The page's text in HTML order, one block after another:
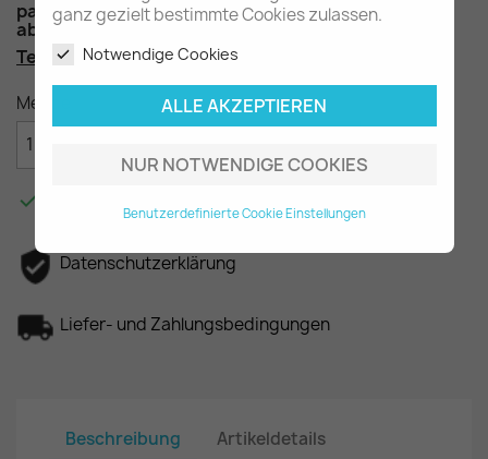
ganz gezielt bestimmte Cookies zulassen.
Notwendige Cookies
ALLE AKZEPTIEREN
NUR NOTWENDIGE COOKIES
Benutzerdefinierte Cookie Einstellungen
passend für die frühe C-Klasse W202 mit Fgst-Nr.
ab A008286 bis A344660 / ab F003878 bis F331440
Teilenummer: A2028607569
Menge

Datenschutzerklärung
Liefer- und Zahlungsbedingungen
Beschreibung Artikeldetails